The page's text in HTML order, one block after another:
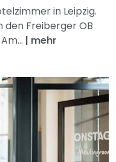
in Leipzig.
den Freiberger OB
| mehr